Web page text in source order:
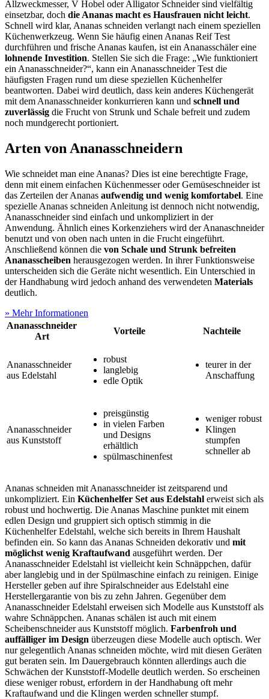
Allzweckmesser, V Hobel oder Alligator Schneider sind vielfältig
einsetzbar, doch die Ananas macht es Hausfrauen nicht leicht.
Schnell wird klar, Ananas schneiden verlangt nach einem speziellen
Küchenwerkzeug. Wenn Sie häufig einen Ananas Reif Test
durchführen und frische Ananas kaufen, ist ein Ananasschäler eine
lohnende Investition. Stellen Sie sich die Frage: „Wie funktioniert
ein Ananasschneider?“, kann ein Ananasschneider Test die
häufigsten Fragen rund um diese speziellen Küchenhelfer
beantworten. Dabei wird deutlich, dass kein anderes Küchengerät
mit dem Ananasschneider konkurrieren kann und schnell und
zuverlässig die Frucht von Strunk und Schale befreit und zudem
noch mundgerecht portioniert.
Arten von Ananasschneidern
Wie schneidet man eine Ananas? Dies ist eine berechtigte Frage,
denn mit einem einfachen Küchenmesser oder Gemüseschneider ist
das Zerteilen der Ananas aufwendig und wenig komfortabel. Eine
spezielle Ananas schneiden Anleitung ist dennoch nicht notwendig,
Ananasschneider sind einfach und unkompliziert in der
Anwendung. Ähnlich eines Korkenziehers wird der Ananaschneider
benutzt und von oben nach unten in die Frucht eingeführt.
Anschließend können die von Schale und Strunk befreiten
Ananasscheiben herausgezogen werden. In ihrer Funktionsweise
unterscheiden sich die Geräte nicht wesentlich. Ein Unterschied in
der Handhabung wird jedoch anhand des verwendeten Materials
deutlich.
» Mehr Informationen
Ananasschneider
Art
Vorteile Nachteile
Ananasschneider
aus Edelstahl
robust
langlebig
edle Optik
teurer in der
Anschaffung
Ananasschneider
aus Kunststoff
preisgünstig
in vielen Farben
und Designs
erhältlich
spülmaschinenfest
weniger robust
Klingen
stumpfen
schneller ab
Ananas schneiden mit Ananasschneider ist zeitsparend und
unkompliziert. Ein Küchenhelfer Set aus Edelstahl erweist sich als
robust und hochwertig. Die Ananas Maschine punktet mit einem
edlen Design und gruppiert sich optisch stimmig in die
Küchenhelfer Edelstahl, welche sich bereits in Ihrem Haushalt
befinden ein. So kann das Ananas Schneiden dekorativ und mit
möglichst wenig Kraftaufwand ausgeführt werden. Der
Ananasschneider Edelstahl ist vielleicht kein Schnäppchen, dafür
aber langlebig und in der Spülmaschine einfach zu reinigen. Einige
Hersteller geben auf ihre Spiralschneider aus Edelstahl eine
Herstellergarantie von bis zu zehn Jahren. Gegenüber dem
Ananasschneider Edelstahl erweisen sich Modelle aus Kunststoff als
wahre Schnäppchen. Ananas schälen ist auch mit einem
Scheibenschneider aus Kunststoff möglich. Farbenfroh und
auffälliger im Design überzeugen diese Modelle auch optisch. Wer
nur gelegentlich Ananas schneiden möchte, wird mit diesen Geräten
gut beraten sein. Im Dauergebrauch könnten allerdings auch die
Schwächen der Kunststoff-Modelle deutlich werden. So erscheinen
diese weniger robust, erfordern in der Handhabung oft mehr
Kraftaufwand und die Klingen werden schneller stumpf.